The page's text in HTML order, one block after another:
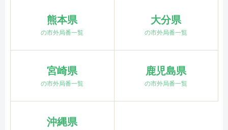
熊本県
の市外局番一覧
大分県
の市外局番一覧
宮崎県
の市外局番一覧
鹿児島県
の市外局番一覧
沖縄県